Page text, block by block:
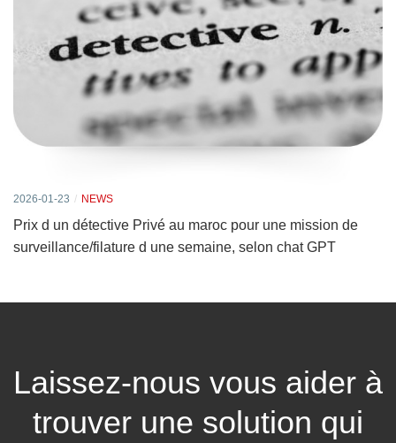
2026-01-23 NEWS
Prix d un détective Privé au maroc pour une mission de
surveillance/filature d une semaine, selon chat GPT
Laissez-nous vous aider à
trouver une solution qui